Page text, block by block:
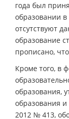
года был
образовании
отсутствуют
образование
прописано,
Кроме того, в
образования,
образования
2012 № 413,